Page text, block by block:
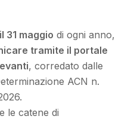
31 maggio di ogni anno,
tramite il portale
, corredato dalle
ACN n.
le catene di